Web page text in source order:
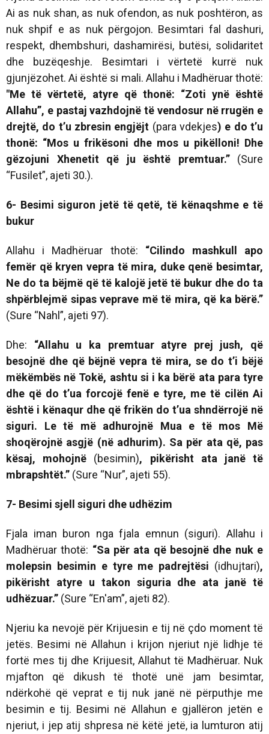
Ai as nuk shan, as nuk ofendon, as nuk poshtëron, as
nuk shpif e as nuk përgojon. Besimtari fal dashuri,
respekt, dhembshuri, dashamirësi, butësi, solidaritet
dhe buzëqeshje. Besimtari i vërtetë kurrë nuk
gjunjëzohet. Ai është si mali. Allahu i Madhëruar thotë:
"Me të vërtetë, atyre që thonë: “Zoti ynë është
Allahu”, e pastaj vazhdojnë të vendosur në rrugën e
drejtë, do t’u zbresin engjëjt (para vdekjes) e do t’u
thonë: “Mos u frikësoni dhe mos u pikëlloni! Dhe
gëzojuni Xhenetit që ju është premtuar.” (Sure
“Fusilet”, ajeti 30.).
6- Besimi siguron jetë të qetë, të kënaqshme e të
bukur
Allahu i Madhëruar thotë: “Cilindo mashkull apo
femër që kryen vepra të mira, duke qenë besimtar,
Ne do ta bëjmë që të kalojë jetë të bukur dhe do ta
shpërblejmë sipas veprave më të mira, që ka bërë.”
(Sure “Nahl”, ajeti 97).
Dhe: “Allahu u ka premtuar atyre prej jush, që
besojnë dhe që bëjnë vepra të mira, sedo t’i bëjë
mëkëmbës në Tokë, ashtu si i ka bërë ata para tyre
dhe që do t’ua forcojë fenë e tyre, me të cilën Ai
është i kënaqur dhe që frikën do t’ua shndërrojë në
siguri. Le të më adhurojnë Mua e të mos Më
shoqërojnë asgjë (në adhurim). Sa për ata që, pas
kësaj, mohojnë (besimin), pikërisht ata janë të
mbrapshtët.” (Sure “Nur”, ajeti 55).
7- Besimi sjell siguri dhe udhëzim
Fjala iman buron nga fjala emnun (siguri). Allahu i
Madhëruar thotë: “Sa për ata që besojnë dhe nuk e
molepsin besimin e tyre me padrejtësi (idhujtari),
pikërisht atyre u takon siguria dhe ata janë të
udhëzuar.” (Sure “En'am”, ajeti 82).
Njeriu ka nevojë për Krijuesin e tij në çdo moment të
jetës. Besimi në Allahun i krijon njeriut një lidhje të
fortë mes tij dhe Krijuesit, Allahut të Madhëruar. Nuk
mjafton që dikush të thotë unë jam besimtar,
ndërkohë që veprat e tij nuk janë në përputhje me
besimin e tij. Besimi në Allahun e gjallëron jetën e
njeriut, i jep atij shpresa në këtë jetë, ia lumturon atij